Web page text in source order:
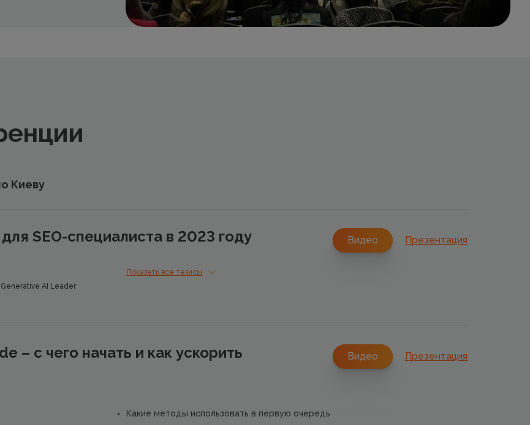
Киеву
SEO-специалиста в 2023 году Видео Презентация
Generative AI Leader
Показать все тезисы
– с чего начать и как ускорить
Видео Презентация
Какие методы использовать в первую очередь